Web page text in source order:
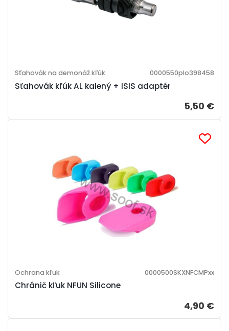
Sťahovák kľúk AL kalený + ISIS adaptér
Sťahovák na demonáž kľúk 0000550plo398458
5,50 €
Chránič kľuk NFUN Silicone
Ochrana kľuk 0000500SKXNFCMPxx
4,90 €